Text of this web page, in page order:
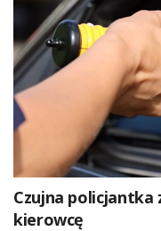
Czujna policjantka
kierowcę